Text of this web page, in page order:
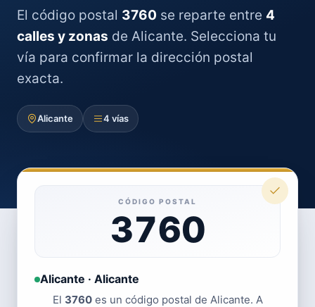
El código postal 3760 se reparte entre 4
calles y zonas de Alicante. Selecciona tu
vía para confirmar la dirección postal
exacta.
Alicante 4 vías
CÓDIGO POSTAL
3760
Alicante · Alicante
El 3760es un código postal de Alicante. A